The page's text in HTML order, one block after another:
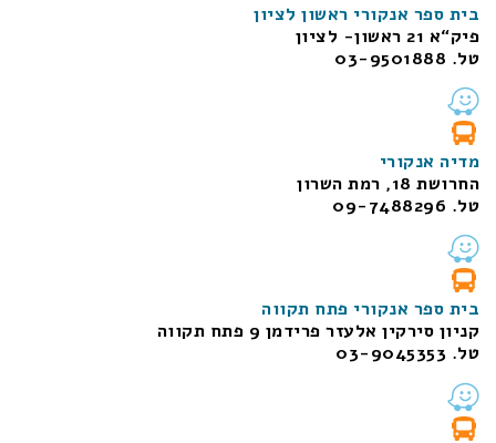
בית ספר אנקורי ראשון לציון
פיק“א 21 ראשון- לציון
טל. 03-9501888
מדיה אנקורי
החרושת 18, רמת השרון
טל. 09-7488296
בית ספר אנקורי פתח תקווה
קניון סירקין אלעזר פרידמן 9 פתח תקווה
טל. 03-9045353